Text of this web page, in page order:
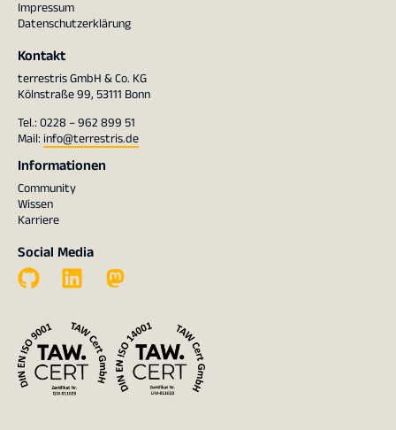
Impressum
Datenschutzerklärung
Kontakt
terrestris GmbH & Co. KG
Kölnstraße 99, 53111 Bonn
Tel.: 0228 – 962 899 51
Mail: info@terrestris.de
Informationen
Community
Wissen
Karriere
Social Media